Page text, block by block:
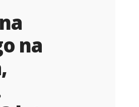
na